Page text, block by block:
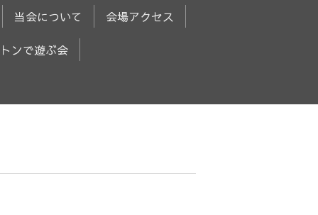
当会について 会場アクセス
ンで遊ぶ会